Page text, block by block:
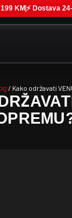
KM ⚡ Dostava
/ Kako održavati